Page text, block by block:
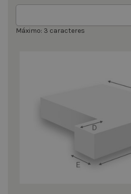
Máximo: 3 caracteres